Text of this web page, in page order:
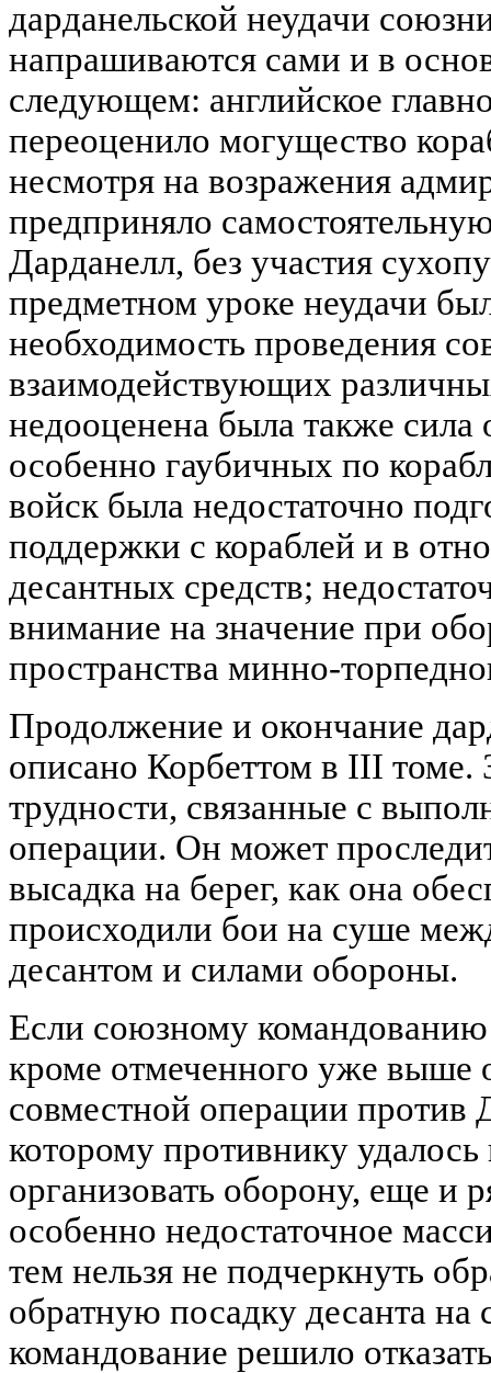
дарданельской неудачи
напрашиваются сами и в
следующем: английское
переоценило могущество
несмотря на возражения
предприняло
Дарданелл, без участия
предметном уроке неудачи
необходимость проведения
взаимодействующих
недооценена была также сила
особенно гаубичных по
войск была недостаточно
поддержки с кораблей и в
десантных средств;
внимание на значение при
пространства минно-
Продолжение и окончание
описано Корбеттом в III томе.
трудности, связанные с
операции. Он может
высадка на берег, как она
происходили бои на суше
десантом и силами обороны.
Если союзному
кроме отмеченного уже выше
совместной операции против
которому противнику
организовать оборону, еще и
особенно недостаточное
тем нельзя не подчеркнуть
обратную посадку десанта на
командование решило